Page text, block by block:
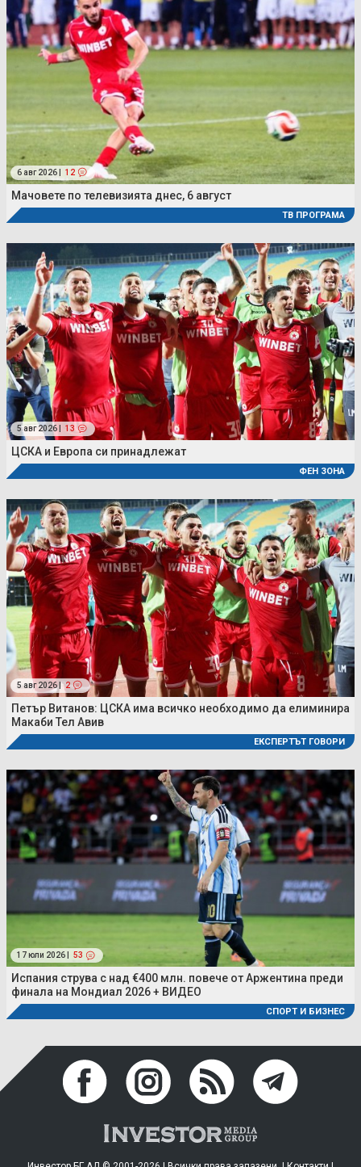
6 авг 2026 | 12
Мачовете по телевизията днес, 6 август
ТВ ПРОГРАМА
5 авг 2026 | 13
ЦСКА и Европа си принадлежат
ФЕН ЗОНА
5 авг 2026 | 2
Петър Витанов: ЦСКА има всичко необходимо да елиминира
Макаби Тел Авив
ЕКСПЕРТЪТ ГОВОРИ
17 юли 2026 | 53
Испания струва с над €400 млн. повече от Аржентина преди
финала на Мондиал 2026 + ВИДЕО
СПОРТ И БИЗНЕС